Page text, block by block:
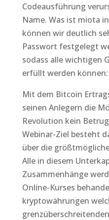
Codeausführung
Name. Was ist miota
können wir deutlich
Passwort festgelegt
sodass alle wichtigen
erfüllt werden
Mit dem Bitcoin
seinen Anlegern die
Revolution kein
Webinar-Ziel besteht
über die
Alle in diesem
Zusammenhänge
Online-Kurses
kryptowährungen